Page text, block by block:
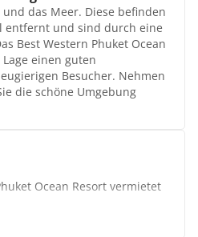
Besuch im Fitnessstudio.
das Meer. Diese befinden
entfernt und sind durch eine
Best Western Phuket Ocean
einen guten
Besucher. Nehmen
die schöne Umgebung
Ocean Resort vermietet